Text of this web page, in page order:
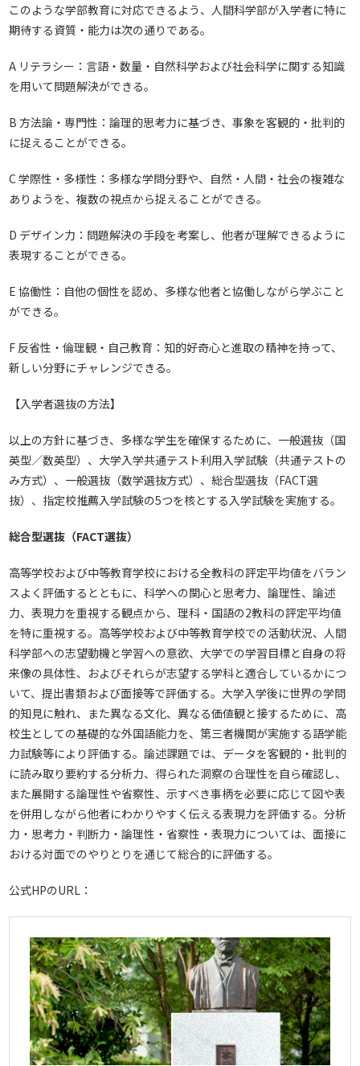
このような学部教育に対応できるよう、人間科学部が入学者に特に
期待する資質・能力は次の通りである。
A リテラシー：言語・数量・自然科学および社会科学に関する知識
を用いて問題解決ができる。
B 方法論・専門性：論理的思考力に基づき、事象を客観的・批判的
に捉えることができる。
C 学際性・多様性：多様な学問分野や、自然・人間・社会の複雑な
ありようを、複数の視点から捉えることができる。
D デザイン力：問題解決の手段を考案し、他者が理解できるように
表現することができる。
E 協働性：自他の個性を認め、多様な他者と協働しながら学ぶこと
ができる。
F 反省性・倫理観・自己教育：知的好奇心と進取の精神を持って、
新しい分野にチャレンジできる。
【入学者選抜の方法】
以上の方針に基づき、多様な学生を確保するために、一般選抜（国
英型／数英型）、大学入学共通テスト利用入学試験（共通テストの
み方式）、一般選抜（数学選抜方式）、総合型選抜（FACT選
抜）、指定校推薦入学試験の5つを核とする入学試験を実施する。
総合型選抜（FACT選抜）
高等学校および中等教育学校における全教科の評定平均値をバラン
スよく評価するとともに、科学への関心と思考力、論理性、論述
力、表現力を重視する観点から、理科・国語の2教科の評定平均値
を特に重視する。高等学校および中等教育学校での活動状況、人間
科学部への志望動機と学習への意欲、大学での学習目標と自身の将
来像の具体性、およびそれらが志望する学科と適合しているかにつ
いて、提出書類および面接等で評価する。大学入学後に世界の学問
的知見に触れ、また異なる文化、異なる価値観と接するために、高
校生としての基礎的な外国語能力を、第三者機関が実施する語学能
力試験等により評価する。論述課題では、データを客観的・批判的
に読み取り要約する分析力、得られた洞察の合理性を自ら確認し、
また展開する論理性や省察性、示すべき事柄を必要に応じて図や表
を併用しながら他者にわかりやすく伝える表現力を評価する。分析
力・思考力・判断力・論理性・省察性・表現力については、面接に
おける対面でのやりとりを通じて総合的に評価する。
公式HPのURL：